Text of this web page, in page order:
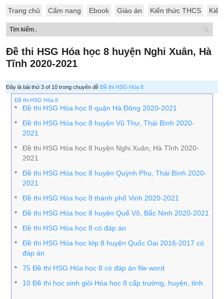
Trang chủ Cẩm nang Ebook Giáo án Kiến thức THCS
Đề thi HSG Hóa học 8 huyện Nghi Xuân, Hà
Tĩnh 2020-2021
Đây là bài thứ 3 of 10 trong chuyên đề Đề thi HSG Hóa 8
Đề thi HSG Hóa 8
Đề thi HSG Hóa học 8 quận Hà Đông 2020-2021
Đề thi HSG Hóa học 8 huyện Vũ Thư, Thái Bình 2020-
2021
Đề thi HSG Hóa học 8 huyện Nghi Xuân, Hà Tĩnh 2020-
2021
Đề thi HSG Hóa học 8 huyện Quỳnh Phụ, Thái Bình 2020-
2021
Đề thi HSG Hóa học 8 thành phố Vinh 2020-2021
Đề thi HSG Hóa học 8 huyện Quế Võ, Bắc Ninh 2020-2021
Đề thi HSG Hóa học 8 có đáp án
Đề thi HSG Hóa học lớp 8 huyện Quốc Oai 2016-2017 có
đáp án
75 Đề thi HSG Hóa học 8 có đáp án file word
10 Đề thi học sinh giỏi Hóa học 8 cấp trường, huyện, tỉnh